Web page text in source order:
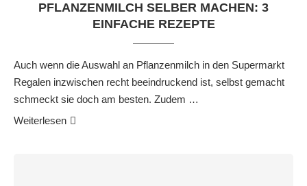
PFLANZENMILCH SELBER MACHEN: 3
EINFACHE REZEPTE
Auch wenn die Auswahl an Pflanzenmilch in den Supermarkt
Regalen inzwischen recht beeindruckend ist, selbst gemacht
schmeckt sie doch am besten. Zudem …
Weiterlesen